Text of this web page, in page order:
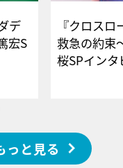
デ
宏S
ー
『クロス
救急の約束
桜SPイ
っと見る